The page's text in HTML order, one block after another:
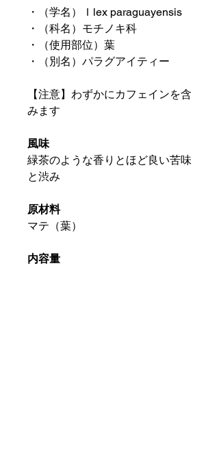
・（学名）Ｉlex paraguayensis
・（科名）モチノキ科
・（使用部位）葉
・（別名）パラグアイティー
【注意】わずかにカフェインを含
みます
風味
緑茶のような香りとほど良い苦味
と渋み
原材料
マテ（葉）
内容量